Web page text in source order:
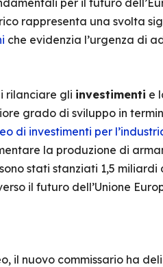
per il futuro
rappresenta una svolta
che evidenzia l’urgenza di
rilanciare gli investimenti e
grado di sviluppo in
di investimenti per
la produzione di
stati stanziati 1,5 miliardi
il futuro dell’Unione
il nuovo commissario ha